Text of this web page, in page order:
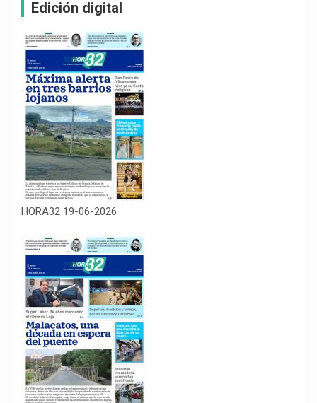
Edición digital
HORA32 19-06-2026